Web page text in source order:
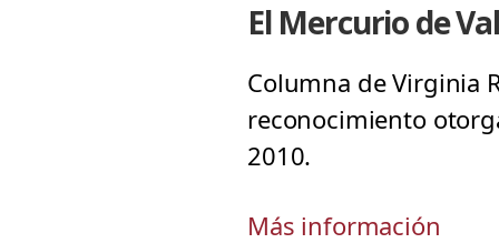
El Mercurio de
Columna de Virginia
reconocimiento
2010.
Más información